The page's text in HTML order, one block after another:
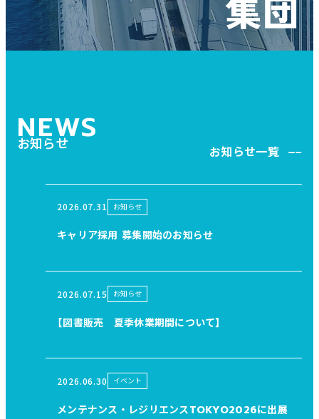
NEWS
お知らせ お知らせ一覧
2026.07.31 お知らせ
キャリア採用 募集開始のお知らせ
2026.07.15 お知らせ
【図書販売 夏季休業期間について】
2026.06.30 イベント
メンテナンス・レジリエンスTOKYO2026に出展